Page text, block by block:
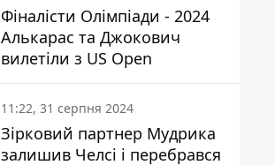
Фіналісти Олімпіади - 2024
Алькарас та Джокович
вилетіли з US Open
11:22, 31 серпня 2024
Зірковий партнер Мудрика
залишив Челсі і перебрався